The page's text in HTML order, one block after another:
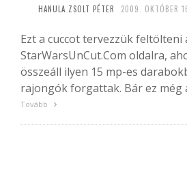
HANULA ZSOLT PÉTER 2009. OKTÓBER
Ezt a cuccot tervezzük feltölteni
StarWarsUnCut.Com oldalra,
összeáll ilyen 15 mp-es
rajongók forgattak. Bár ez még
Tovább